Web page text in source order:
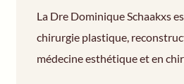
La Dre Dominique Schaakxs
chirurgie plastique,
médecine esthétique et en